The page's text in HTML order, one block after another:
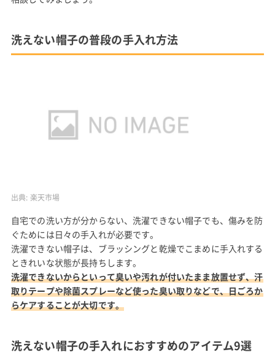
洗えない帽子の普段の手入れ方法
出典: 楽天市場
自宅での洗い方が分からない、洗濯できない帽子でも、傷みを防
ぐためには日々の手入れが必要です。
洗濯できない帽子は、ブラッシングと乾燥でこまめに手入れする
ときれいな状態が長持ちします。
洗濯できないからといって臭いや汚れが付いたまま放置せず、汗
取りテープや除菌スプレーなど使った臭い取りなどで、日ごろか
らケアすることが大切です。
洗えない帽子の手入れにおすすめのアイテム9選